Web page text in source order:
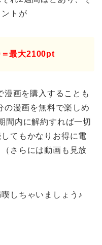
トが
最大2100pt
漫画を購入することも
の漫画を無料で楽しめ
間内に解約すれば一切
てもかなりお得に電
さらには動画も見放
しちゃいましょう♪